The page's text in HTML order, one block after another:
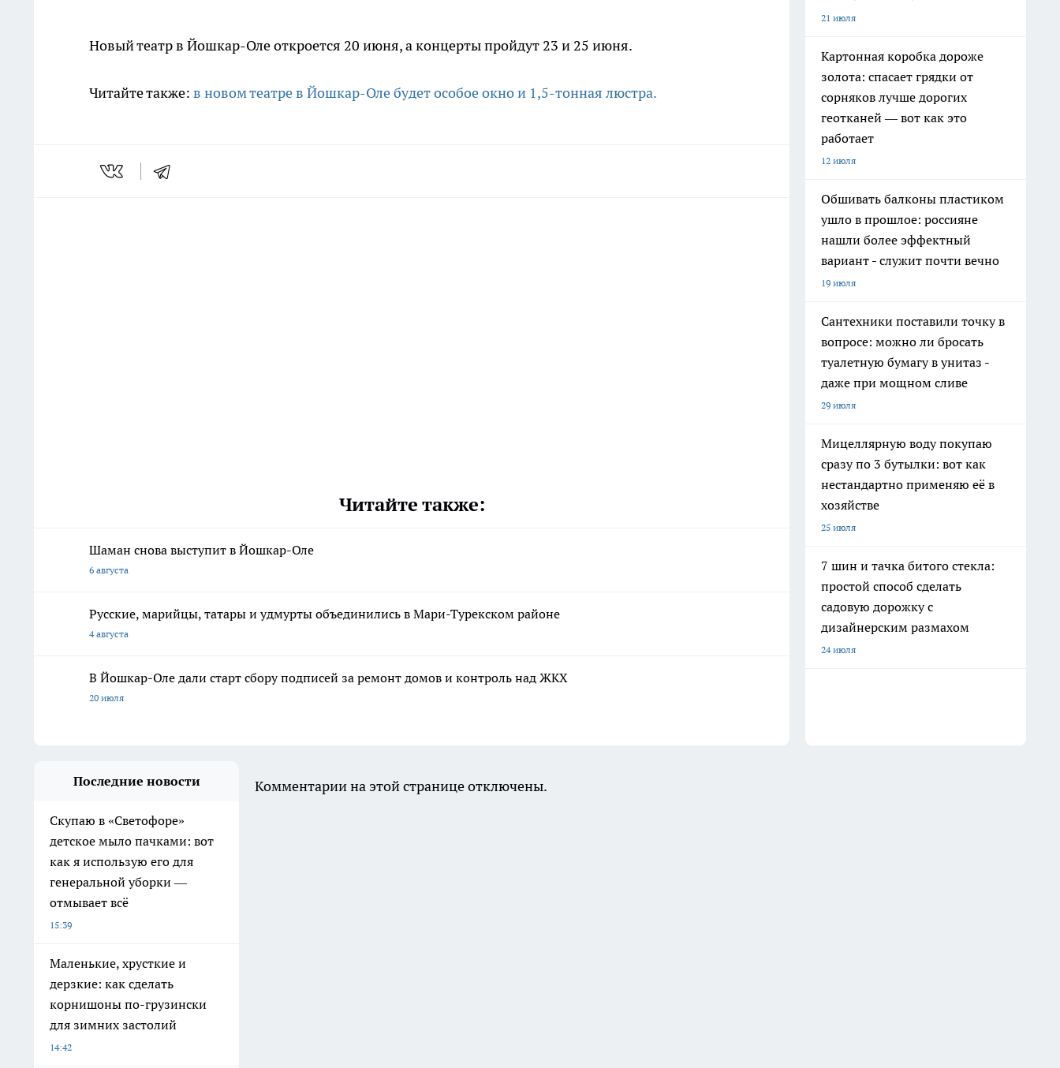
Новый театр в Йошкар-Оле откроется 20 июня, а концерты пройдут 23 и 25 июня.
Читайте также: в новом театре в Йошкар-Оле будет особое окно и 1,5-тонная люстра.
Читайте также:
Шаман снова выступит в Йошкар-Оле
6 августа
Русские, марийцы, татары и удмурты объединились в Мари-Турекском районе
4 августа
В Йошкар-Оле дали старт сбору подписей за ремонт домов и контроль над ЖКХ
20 июля
21 июля
Картонная коробка дороже
золота: спасает грядки от
сорняков лучше дорогих
геотканей — вот как это
работает
12 июля
Обшивать балконы пластиком
ушло в прошлое: россияне
нашли более эффектный
вариант - служит почти вечно
19 июля
Сантехники поставили точку в
вопросе: можно ли бросать
туалетную бумагу в унитаз -
даже при мощном сливе
29 июля
Мицеллярную воду покупаю
сразу по 3 бутылки: вот как
нестандартно применяю её в
хозяйстве
25 июля
7 шин и тачка битого стекла:
простой способ сделать
садовую дорожку с
дизайнерским размахом
24 июля
Последние новости
Скупаю в «Светофоре»
детское мыло пачками: вот
как я использую его для
генеральной уборки —
отмывает всё
15:39
Маленькие, хрусткие и
дерзкие: как сделать
корнишоны по-грузински
для зимних застолий
14:42
Комментарии на этой странице отключены.